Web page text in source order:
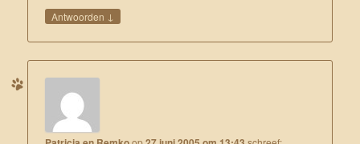
Antwoorden ↓